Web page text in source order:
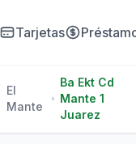
Tarjetas
El
Mante
Ba Ekt Cd
Mante 1
Juarez